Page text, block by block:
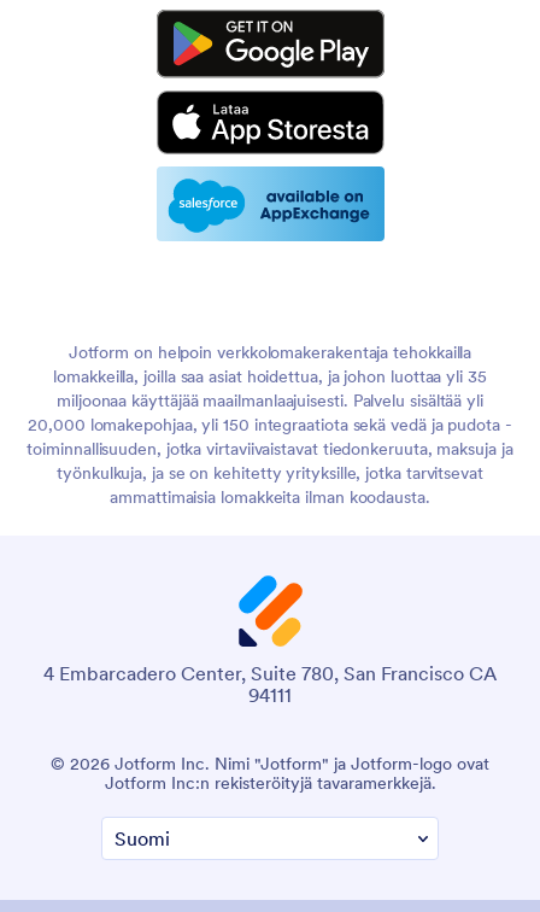
Jotform on helpoin verkkolomakerakentaja tehokkailla
lomakkeilla, joilla saa asiat hoidettua, ja johon luottaa yli 35
miljoonaa käyttäjää maailmanlaajuisesti. Palvelu sisältää yli
20,000 lomakepohjaa, yli 150 integraatiota sekä vedä ja pudota -
toiminnallisuuden, jotka virtaviivaistavat tiedonkeruuta, maksuja ja
työnkulkuja, ja se on kehitetty yrityksille, jotka tarvitsevat
ammattimaisia lomakkeita ilman koodausta.
4 Embarcadero Center, Suite 780, San Francisco CA
94111
© 2026 Jotform Inc. Nimi "Jotform" ja Jotform-logo ovat
Jotform Inc:n rekisteröityjä tavaramerkkejä.